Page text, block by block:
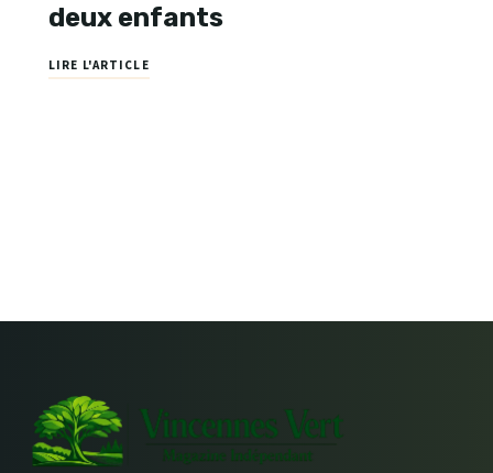
deux enfants
LIRE L'ARTICLE